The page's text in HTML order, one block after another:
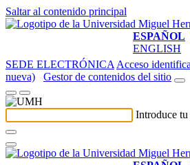
Saltar al contenido principal
ESPAÑOL
ENGLISH
SEDE ELECTRÓNICA Acceso
nueva)
Gestor de contenidos del sitio
Introduce tu